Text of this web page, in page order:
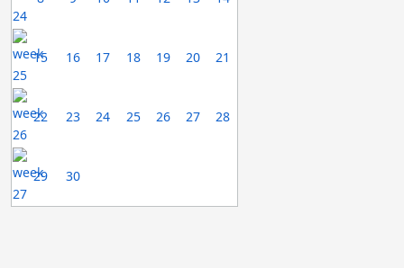
15 16 17 18 19 20 21
22 23 24 25 26 27 28
29 30